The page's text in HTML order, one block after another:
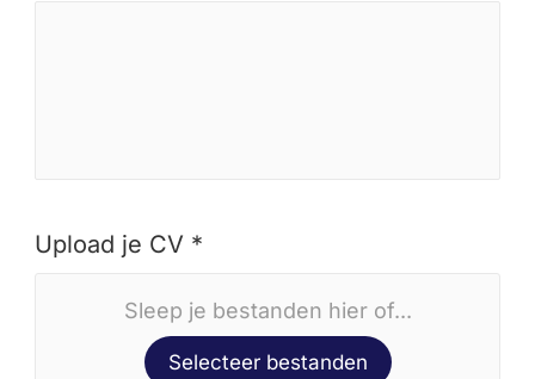
Upload je CV *
Sleep je bestanden hier of...
Selecteer bestanden